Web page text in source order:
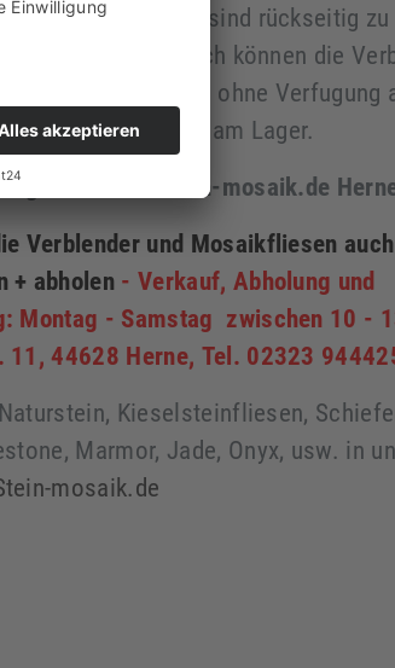
sind rückseitig zu
verarbeitet, dadurch können die
einem Kleber und ohne Verfugung
Außenecken am Lager.
Verkauf Stein-mosaik.de
Verblender und Mosaikfliesen
+ abholen - Verkauf, Abholung und
Montag - Samstag zwischen 10 -
11, 44628 Herne, Tel. 02323
Kieselsteinfliesen,
Marmor, Jade, Onyx, usw. in
mosaik.de